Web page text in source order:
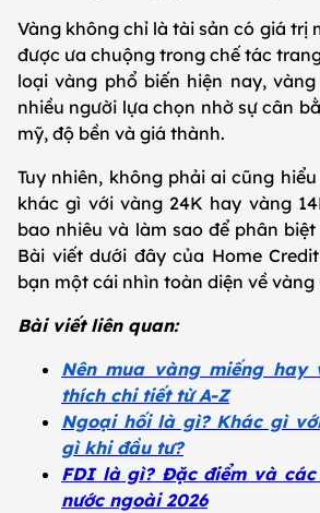
Vàng không chỉ là tài sản có giá trị
được ưa chuộng trong chế tác
loại vàng phổ biến hiện nay,
nhiều người lựa chọn nhờ sự cân
mỹ, độ bền và giá thành.
Tuy nhiên, không phải ai cũng
khác gì với vàng 24K hay vàng
bao nhiêu và làm sao để phân
Bài viết dưới đây của Home
bạn một cái nhìn toàn diện về vàng
Bài viết liên quan:
Nên mua vàng miếng hay
thích chi tiết từ A-Z
Ngoại hối là gì? Khác gì
gì khi đầu tư?
FDI là gì? Đặc điểm và
nước ngoài 2026